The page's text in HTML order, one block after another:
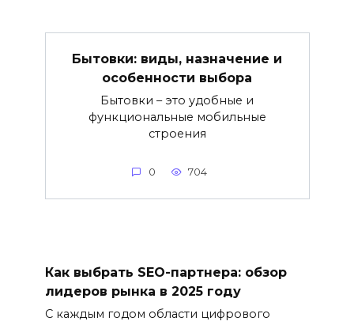
Бытовки: виды, назначение и
особенности выбора
Бытовки – это удобные и
функциональные мобильные
строения
0 704
Как выбрать SEO-партнера: обзор
лидеров рынка в 2025 году
С каждым годом области цифрового